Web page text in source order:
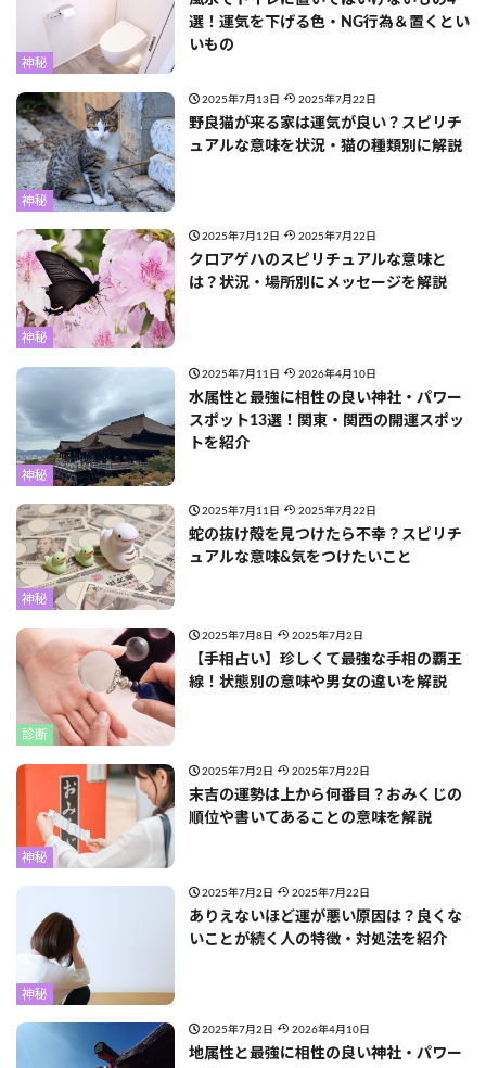
神秘
選！運気を下げる色・NG行為＆置くとい
いもの
神秘
2025年7月13日 2025年7月22日
野良猫が来る家は運気が良い？スピリチ
ュアルな意味を状況・猫の種類別に解説
神秘
2025年7月12日 2025年7月22日
クロアゲハのスピリチュアルな意味と
は？状況・場所別にメッセージを解説
神秘
2025年7月11日 2026年4月10日
水属性と最強に相性の良い神社・パワー
スポット13選！関東・関西の開運スポッ
トを紹介
神秘
2025年7月11日 2025年7月22日
蛇の抜け殻を見つけたら不幸？スピリチ
ュアルな意味&気をつけたいこと
診断
2025年7月8日 2025年7月2日
【手相占い】珍しくて最強な手相の覇王
線！状態別の意味や男女の違いを解説
神秘
2025年7月2日 2025年7月22日
末吉の運勢は上から何番目？おみくじの
順位や書いてあることの意味を解説
神秘
2025年7月2日 2025年7月22日
ありえないほど運が悪い原因は？良くな
いことが続く人の特徴・対処法を紹介
2025年7月2日 2026年4月10日
地属性と最強に相性の良い神社・パワー